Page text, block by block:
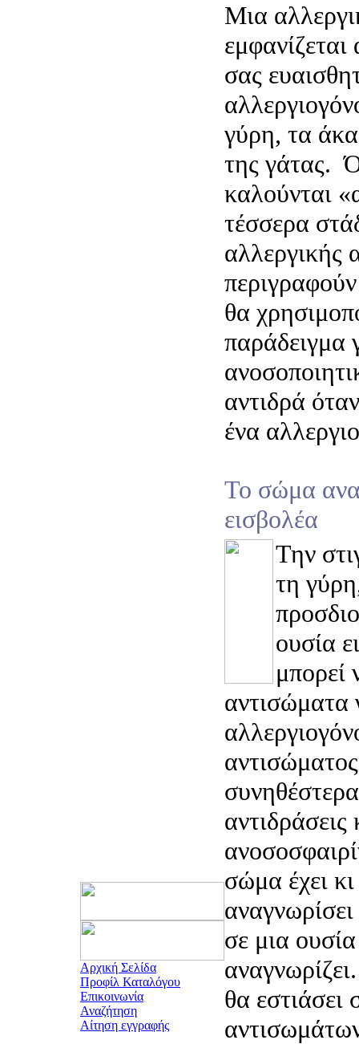
Αρχική Σελίδα
Προφίλ Καταλόγου
Επικοινωνία
Αναζήτηση
Αίτηση εγγραφής
Μια
σας
γύρη, τα
της γάτας.
καλούνται
τέσσερα
αλλεργικής
θα
παράδειγμα
αντιδρά
ένα
Το σώμα
εισβολέα
Την
τη
ουσία
μπορεί
αντισώματα
αντιδράσεις
σώμα έχει
σε μια
θα εστιάσει